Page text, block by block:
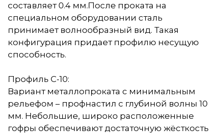
составляет 0.4 мм.После проката на
специальном оборудовании сталь
принимает волнообразный вид. Такая
конфигурация придает профилю несущую
способность.
Профиль С-10:
Вариант металлопроката с минимальным
рельефом – профнастил с глубиной волны 10
мм. Небольшие, широко расположенные
гофры обеспечивают достаточную жёсткость